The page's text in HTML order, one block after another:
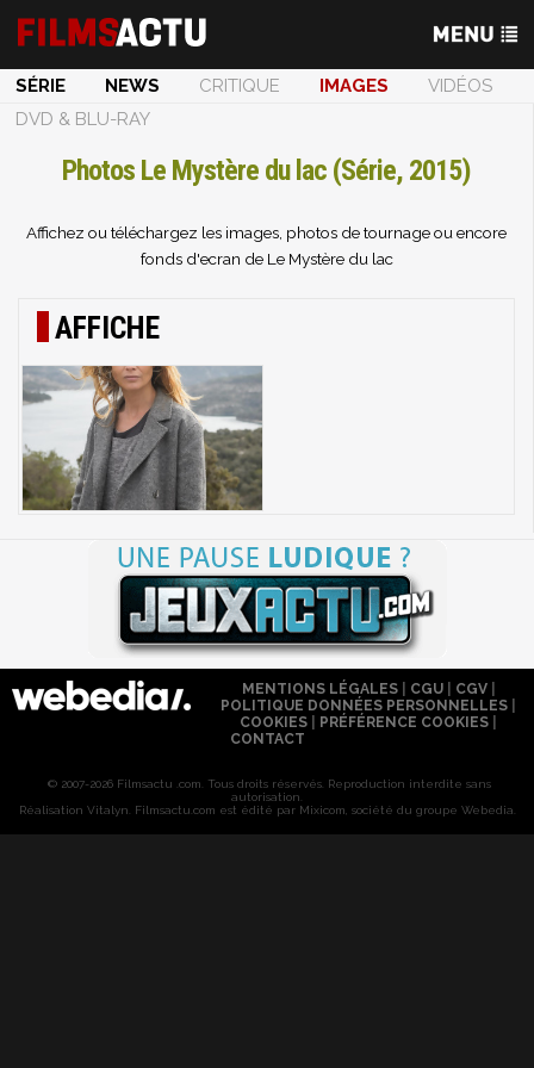
SÉRIE NEWS CRITIQUE IMAGES
VIDÉOS
DVD & BLU-RAY
Photos Le Mystère du lac (Série, 2015)
Affichez ou téléchargez les images, photos de tournage ou encore
fonds d'ecran de Le Mystère du lac
AFFICHE
MENTIONS LÉGALES| CGU| CGV|
POLITIQUE DONNÉES PERSONNELLES
COOKIES
PRÉFÉRENCE COOKIES
CONTACT
© 2007-2026 Filmsactu .com. Tous droits réservés. Reproduction interdite sans
autorisation.
Réalisation Vitalyn . Filmsactu .com est édité par Mixicom, société du groupe Webedia.